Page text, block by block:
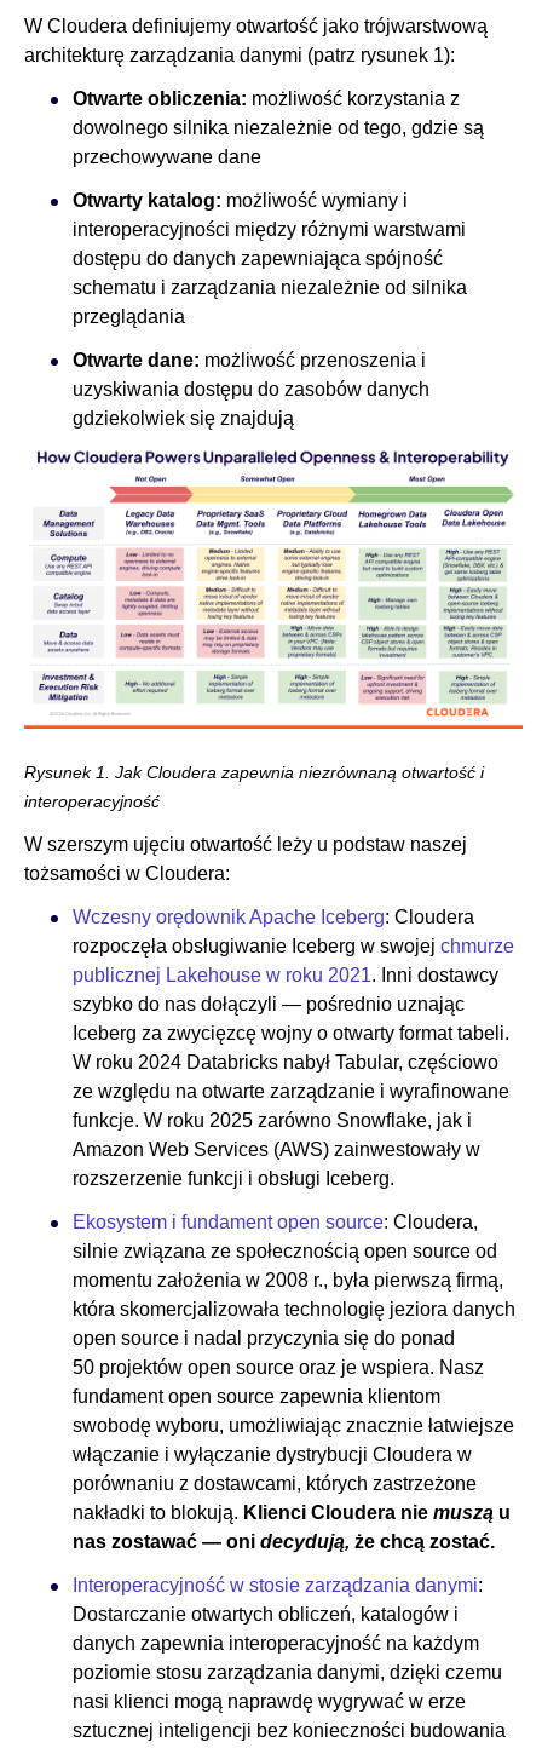
W Cloudera definiujemy otwartość jako trójwarstwową
architekturę zarządzania danymi (patrz rysunek 1):
Otwarte obliczenia: możliwość korzystania z
dowolnego silnika niezależnie od tego, gdzie są
przechowywane dane
Otwarty katalog: możliwość wymiany i
interoperacyjności między różnymi warstwami
dostępu do danych zapewniająca spójność
schematu i zarządzania niezależnie od silnika
przeglądania
Otwarte dane: możliwość przenoszenia i
uzyskiwania dostępu do zasobów danych
gdziekolwiek się znajdują
Rysunek 1. Jak Cloudera zapewnia niezrównaną otwartość i
interoperacyjność
W szerszym ujęciu otwartość leży u podstaw naszej
tożsamości w Cloudera:
Wczesny orędownik Apache Iceberg: Cloudera
rozpoczęła obsługiwanie Iceberg w swojej chmurze
publicznej Lakehouse w roku 2021. Inni dostawcy
szybko do nas dołączyli — pośrednio uznając
Iceberg za zwycięzcę wojny o otwarty format tabeli.
W roku 2024 Databricks nabył Tabular, częściowo
ze względu na otwarte zarządzanie i wyrafinowane
funkcje. W roku 2025 zarówno Snowflake, jak i
Amazon Web Services (AWS) zainwestowały w
rozszerzenie funkcji i obsługi Iceberg.
Ekosystem i fundament open source: Cloudera,
silnie związana ze społecznością open source od
momentu założenia w 2008 r., była pierwszą firmą,
która skomercjalizowała technologię jeziora danych
open source i nadal przyczynia się do ponad
50 projektów open source oraz je wspiera. Nasz
fundament open source zapewnia klientom
swobodę wyboru, umożliwiając znacznie łatwiejsze
włączanie i wyłączanie dystrybucji Cloudera w
porównaniu z dostawcami, których zastrzeżone
nakładki to blokują. Klienci Cloudera nie muszą u
nas zostawać — oni decydują, że chcą zostać.
Interoperacyjność w stosie zarządzania danymi:
Dostarczanie otwartych obliczeń, katalogów i
danych zapewnia interoperacyjność na każdym
poziomie stosu zarządzania danymi, dzięki czemu
nasi klienci mogą naprawdę wygrywać w erze
sztucznej inteligencji bez konieczności budowania